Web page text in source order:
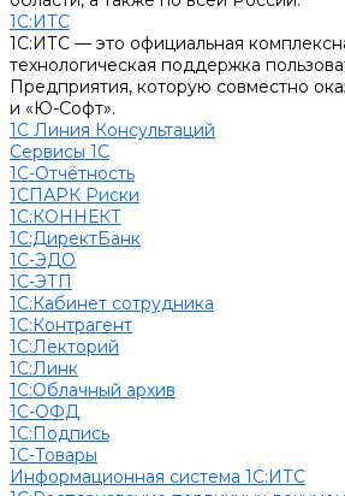
1С:ИТС
1С:ИТС — это официальная
технологическая поддержка
Предприятия, которую совместно
и «Ю-Софт».
1С Линия Консультаций
Сервисы 1С
1С-Отчётность
1СПАРК Риски
1С:КОННЕКТ
1С:ДиректБанк
1С-ЭДО
1С-ЭТП
1С:Кабинет сотрудника
1С:Контрагент
1С:Лекторий
1С:Линк
1С:Облачный архив
1С-ОФД
1С:Подпись
1С-Товары
Информационная система 1С:ИТС